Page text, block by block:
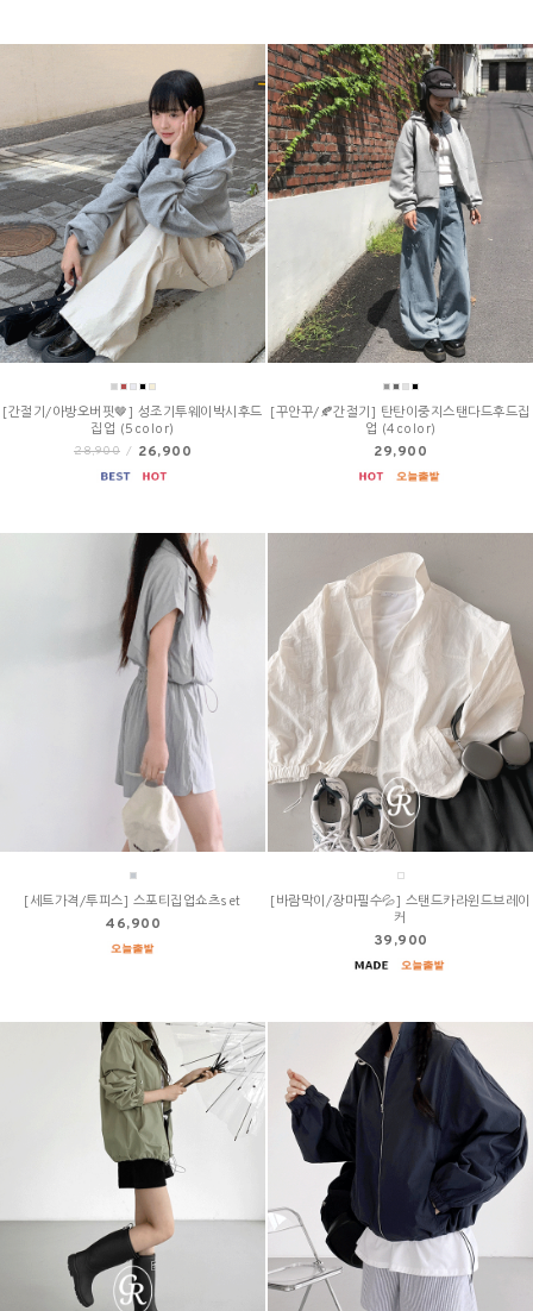
[간절기/아방오버핏🤎] 성조기투웨이박시후드
집업 (5color)
28,900 / 26,900
[꾸안꾸/🍂간절기] 탄탄이중지스탠다드후드집
업 (4color)
29,900
[세트가격/투피스] 스포티집업쇼츠set
46,900
[바람막이/장마필수💦] 스탠드카라윈드브레이
커
39,900